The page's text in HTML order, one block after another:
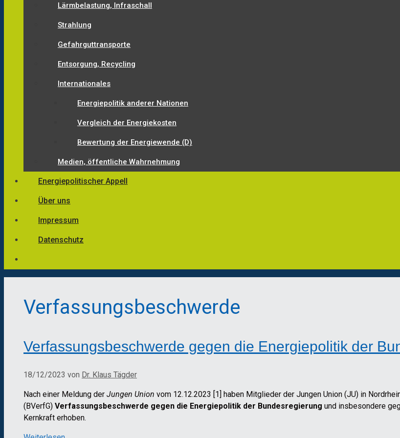
Lärmbelastung, Infraschall
Strahlung
Gefahrguttransporte
Entsorgung, Recycling
Internationales
Energiepolitik anderer Nationen
Vergleich der Energiekosten
Bewertung der Energiewende (D)
Medien, öffentliche Wahrnehmung
Energiepolitischer Appell
Über uns
Impressum
Datenschutz
Verfassungsbeschwerde
Verfassungsbeschwerde gegen die Energiepolitik der
18/12/2023 von Dr. Klaus Tägder
Nach einer Meldung der Jungen Union vom 12.12.2023 [1] haben Mitglieder der Jungen Union (JU) in
(BVerfG) Verfassungsbeschwerde gegen die Energiepolitik der Bundesregierung und insbesondere
Kernkraft erhoben.